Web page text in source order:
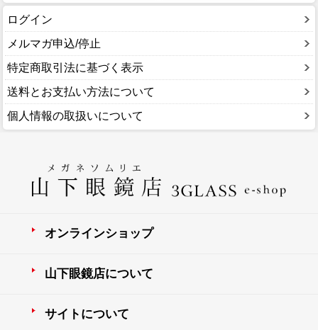
ログイン
メルマガ申込/停止
特定商取引法に基づく表示
送料とお支払い方法について
個人情報の取扱いについて
オンラインショップ
山下眼鏡店について
サイトについて